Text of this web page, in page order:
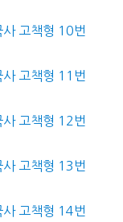
고책형 10번
고책형 11번
고책형 12번
고책형 13번
고책형 14번